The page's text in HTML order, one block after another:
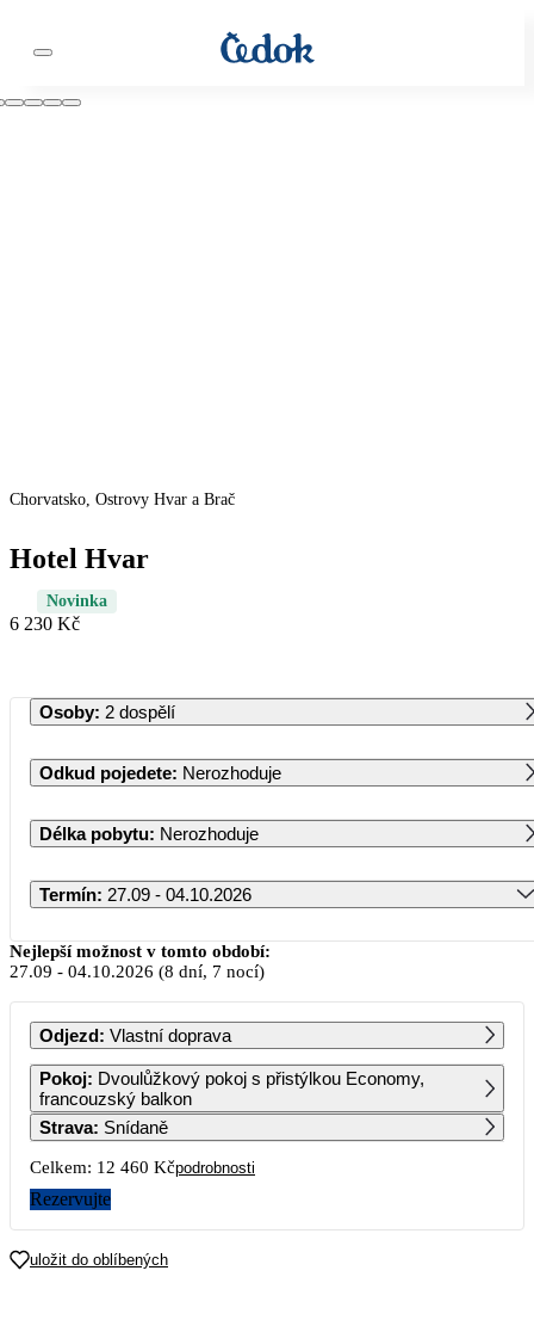
Chorvatsko, Ostrovy Hvar a Brač
Hotel Hvar
Novinka
6 230 Kč
Osoby: 2 dospělí
Odkud pojedete: Nerozhoduje
Délka pobytu: Nerozhoduje
Termín: 27.09 - 04.10.2026
Září 2026
PO ÚT ST ČT PÁ SO NE
1 2 3 4 5 6
7
21
Nejlepší možnost v tomto období:
27.09 - 04.10.2026 (8 dní, 7 nocí)
Odjezd: Vlastní doprava
Pokoj: Dvoulůžkový pokoj s přistýlkou Economy,
francouzský balkon
Strava: Snídaně
Celkem: 12 460 Kčpodrobnosti
Rezervujte
uložit do oblíbených